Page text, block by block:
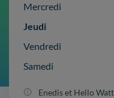
Mercredi
Jeudi
Vendredi
Samedi
Enedis et Hello